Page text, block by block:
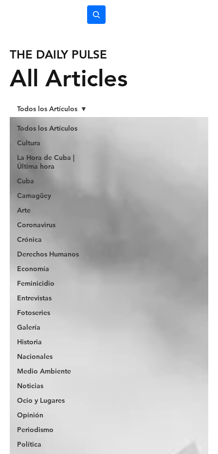
All Articles
THE DAILY PULSE
Todos los Artículos
Cultura
La Hora de Cuba |
Última hora
Cuba
Camagüey
Arte
Coronavirus
Crónica
Derechos Humanos
Economía
Feminicidio
Entrevistas
Fotoseries
Galería
Historia
Nacionales
Medio Ambiente
Noticias
Ocio y Lugares
Opinión
Periodismo
Política
Todos los Artículos